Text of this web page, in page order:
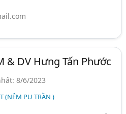
& DV Hưng Tấn Phước
8/6/2023
(NỆM PU TRẦN )